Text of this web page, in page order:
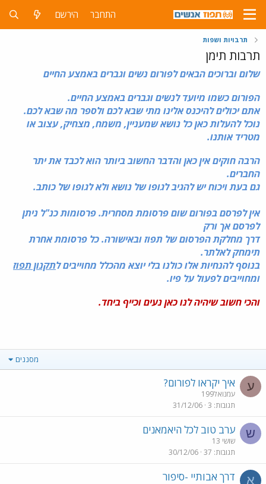
התחבר הירשם
תרבויות ושפות
תרבות תימן
שלום וברוכים הבאים לפורום נשים וגברים באמצע החיים
הפורום כשמו מיועד לנשים וגברים באמצע החיים.
אתם יכולים להיכנס אלינו מתי שבא לכם ולספר מה שבא לכם.
נוכל להעלות כאן כל נושא שמעניין, משמח, מצחיק, עצוב או
מטריד אותנו.
הרבה חוקים אין כאן והדבר החשוב ביותר הוא לכבד את יתר
החברים.
גם בעת ויכוח יש להגיב לגופו של נושא ולא לגופו של כותב.
אין לפרסם בפורום שום פרסומת מסחרית. פרסומות כנ"ל ניתן
לפרסם אך ורק
דרך מחלקת הפרסום של תפוז ובאישורה. כל פרסומת אחרת
תימחק לאלתר.
בנוסף להנחיות אלו כולנו בלי יוצא מהכלל מחוייבים לתקנון תפוז
ומחוייבים לפעול על פיו.
והכי חשוב שיהיה לנו כאן נעים וכייף ביחד.
מסננים
ע איך יקראו לפורום?
עמנואל199
תגובות 3
31/12/06
ש ערב טוב לכל היאמאנים
שושי 13
תגובות 37
30/12/06
א דרך אבותיי -סיפור